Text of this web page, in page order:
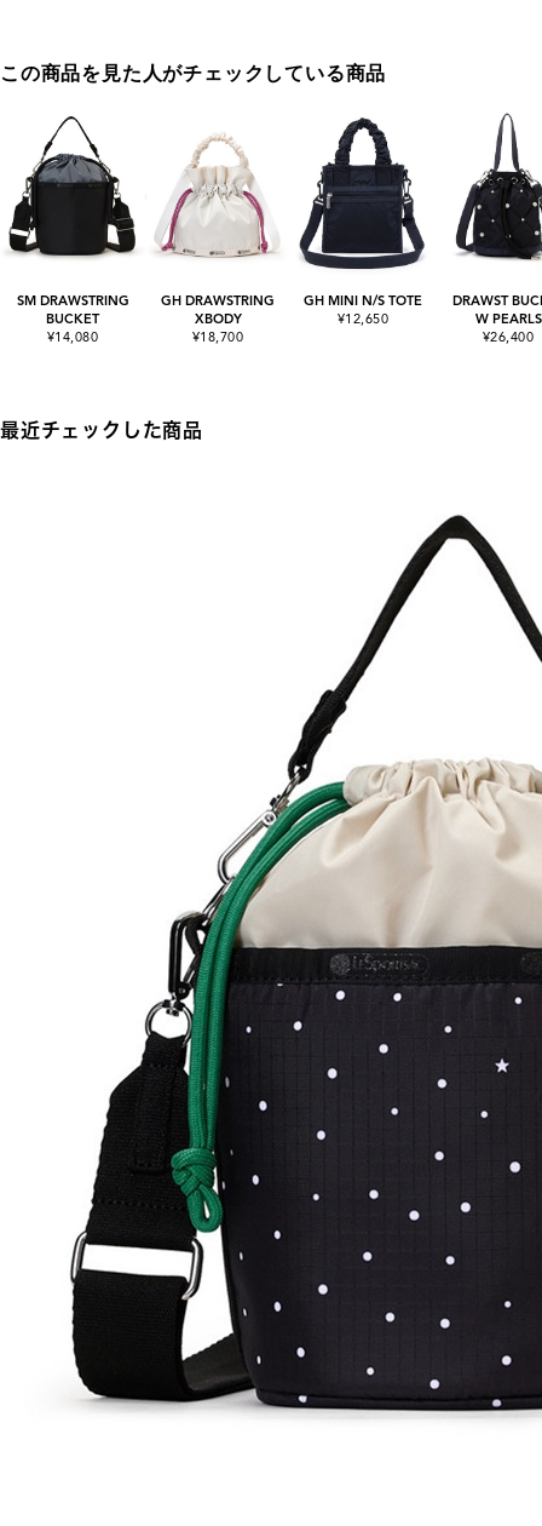
この商品を見た人がチェックしている商品
SM DRAWSTRING
BUCKET
¥14,080
GH DRAWSTRING
XBODY
¥18,700
GH MINI N/S TOTE
¥12,650
DRAWST
W PEARLS
¥26,400
最近チェックした商品